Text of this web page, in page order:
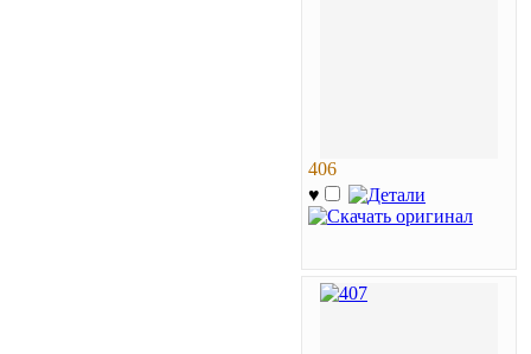
406
♥